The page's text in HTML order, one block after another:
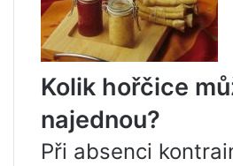
Kolik hořčice
najednou?
Při absenci